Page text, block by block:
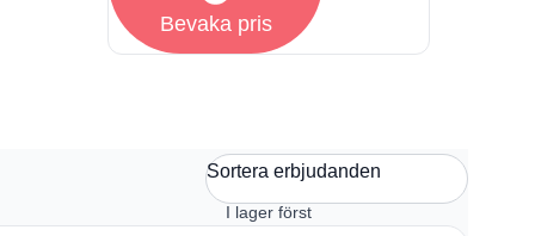
Bevaka pris
Sortera erbjudanden